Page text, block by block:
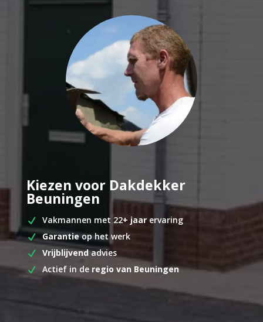
Kiezen voor Dakdekker
Beuningen
Vakmannen met 22+ jaarervaring
Garantieop het werk
Vrijblijvendadvies
Actief in de regio van Beuningen